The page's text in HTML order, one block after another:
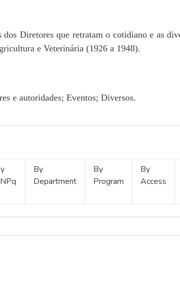
Diretores que retratam o cotidiano e as
e Veterinária (1926 a 1948).
e autoridades; Eventos; Diversos.
By
Department
By
Program
By
Access